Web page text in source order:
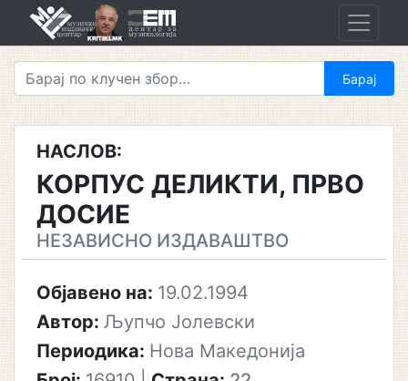
НАСЛОВ:
КОРПУС ДЕЛИКТИ, ПРВО
ДОСИЕ
НЕЗАВИСНО ИЗДАВАШТВО
Објавено на: 19.02.1994
Автор: Љупчо Јолевски
Периодика: Нова Македонија